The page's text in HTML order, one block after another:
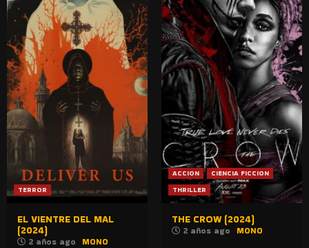
TERROR
EL VIENTRE DEL MAL
(2024)
2 años ago MONO
ACCION
CIENCIA FICCION
THRILLER
THE CROW (2024)
2 años ago MONO